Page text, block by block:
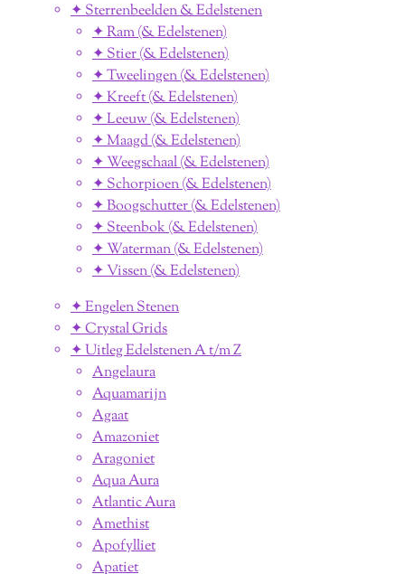
✦ Sterrenbeelden & Edelstenen
✦ Ram (& Edelstenen)
✦ Stier (& Edelstenen)
✦ Tweelingen (& Edelstenen)
✦ Kreeft (& Edelstenen)
✦ Leeuw (& Edelstenen)
✦ Maagd (& Edelstenen)
✦ Weegschaal (& Edelstenen)
✦ Schorpioen (& Edelstenen)
✦ Boogschutter (& Edelstenen)
✦ Steenbok (& Edelstenen)
✦ Waterman (& Edelstenen)
✦ Vissen (& Edelstenen)
✦ Engelen Stenen
✦ Crystal Grids
✦ Uitleg Edelstenen A t/m Z
Angelaura
Aquamarijn
Agaat
Amazoniet
Aragoniet
Aqua Aura
Atlantic Aura
Amethist
Apofylliet
Apatiet